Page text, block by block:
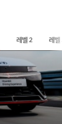
레벨 2 레벨